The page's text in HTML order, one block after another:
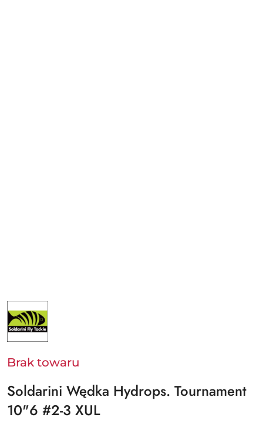
NAZWA
PRODUCENTA:
SOLDARINI
Brak towaru
Soldarini Wędka Hydrops. Tournament
10"6 #2-3 XUL